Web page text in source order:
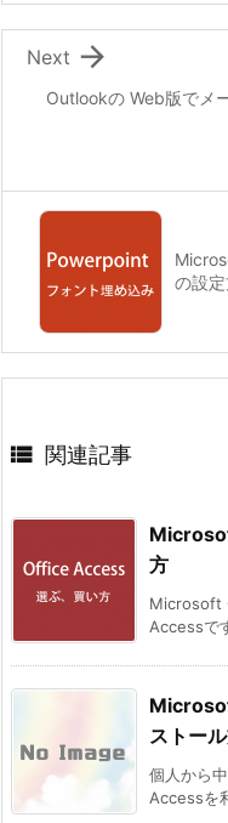
Outlookの Web版でメ

Next
の設
 関連記事
方
Microsoft
Accessで
ストー
個人から
Accessを